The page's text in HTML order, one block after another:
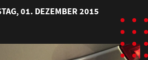
01. DEZEMBER 2015